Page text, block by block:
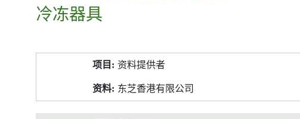
冷冻器具
料
资料提供者
东芝香港有限公司